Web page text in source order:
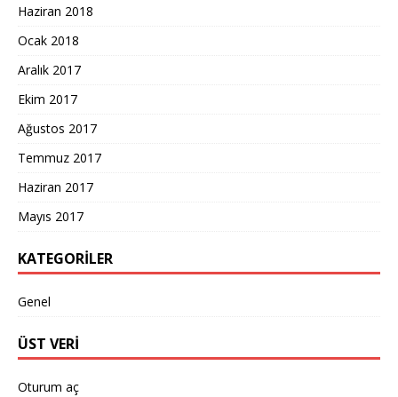
Haziran 2018
Ocak 2018
Aralık 2017
Ekim 2017
Ağustos 2017
Temmuz 2017
Haziran 2017
Mayıs 2017
KATEGORILER
Genel
ÜST VERI
Oturum aç